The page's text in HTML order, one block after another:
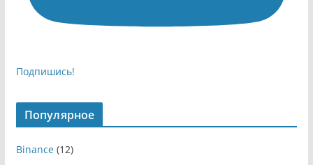
Подпишись!
Популярное
Binance(12)